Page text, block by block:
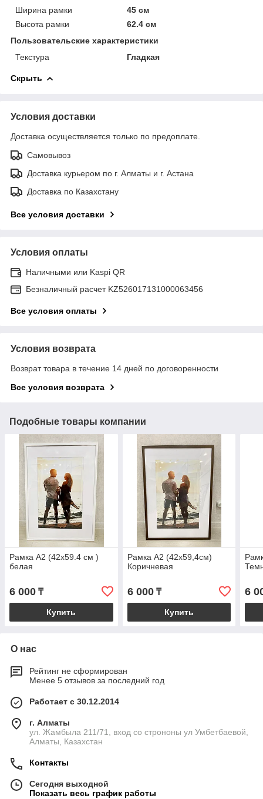
Ширина рамки
45 см
Высота рамки
62.4 см
Пользовательские характеристики
Текстура
Гладкая
Скрыть
Условия доставки
Доставка осуществляется только по предоплате.
Самовывоз
Доставка курьером по г. Алматы и г. Астана
Доставка по Казахстану
Все условия доставки
Условия оплаты
Наличными или Kaspi QR
Безналичный расчет KZ526017131000063456
Все условия оплаты
Условия возврата
Возврат товара в течение 14 дней по договоренности
Все условия возврата
Подобные товары компании
Рамка А2 (42x59.4 см )
белая
6 000 ₸
Купить
Рамка А2 (42х59,4см)
Коричневая
6 000₸
Купить
6
О нас
Рейтинг не сформирован
Менее 5 отзывов за последний год
Работает с 30.12.2014
г. Алматы
ул. Жамбыла 211/71, вход со строноны ул Умбетбаевой,
Алматы, Казахстан
Контакты
Сегодня выходной
Показать весь график работы